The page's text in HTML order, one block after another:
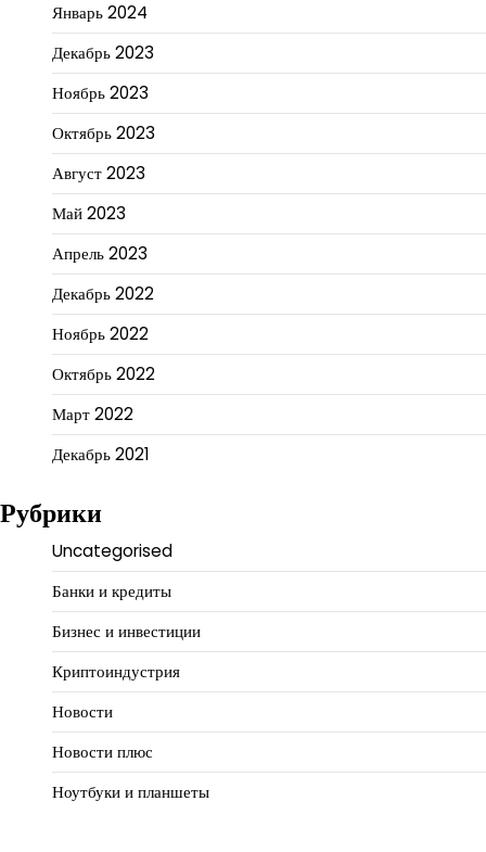
Январь 2024
Декабрь 2023
Ноябрь 2023
Октябрь 2023
Август 2023
Май 2023
Апрель 2023
Декабрь 2022
Ноябрь 2022
Октябрь 2022
Март 2022
Декабрь 2021
Рубрики
Uncategorised
Банки и кредиты
Бизнес и инвестиции
Криптоиндустрия
Новости
Новости плюс
Ноутбуки и планшеты